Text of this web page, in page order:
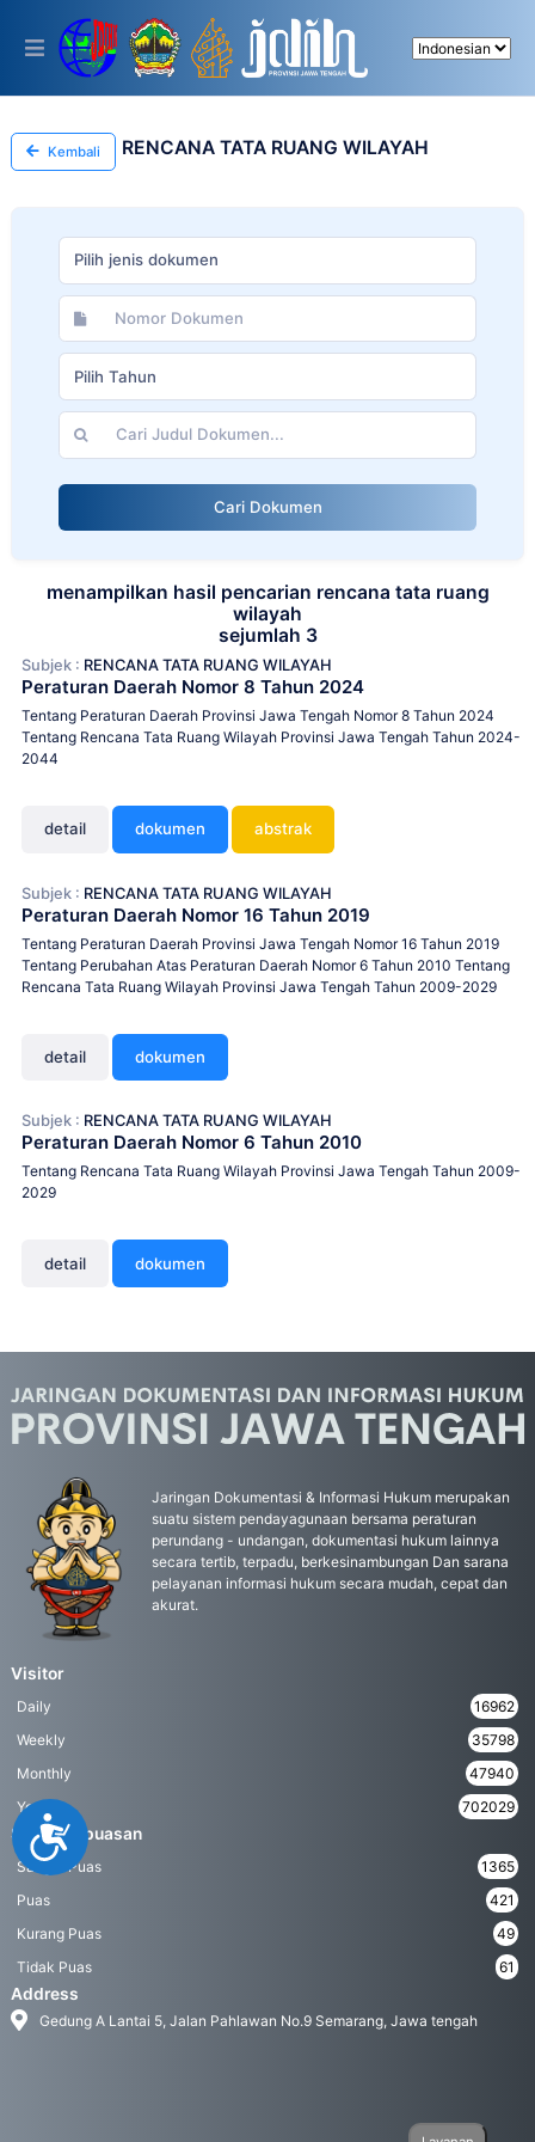
This
includes
accessibility
system.
Accessibility
Kembali RENCANA TATA RUANG WILAYAH
Pilih jenis dokumen
Pilih Tahun
Cari Dokumen
menampilkan hasil pencarian rencana tata ruang
wilayah
sejumlah 3
Subjek : RENCANA TATA RUANG WILAYAH
Peraturan Daerah Nomor 8 Tahun 2024
Tentang Peraturan Daerah Provinsi Jawa Tengah Nomor 8 Tahun 2024
Tentang Rencana Tata Ruang Wilayah Provinsi Jawa Tengah Tahun 2024-
2044
detail dokumen abstrak
Subjek : RENCANA TATA RUANG WILAYAH
Peraturan Daerah Nomor 16 Tahun 2019
Tentang Peraturan Daerah Provinsi Jawa Tengah Nomor 16 Tahun 2019
Tentang Perubahan Atas Peraturan Daerah Nomor 6 Tahun 2010 Tentang
Rencana Tata Ruang Wilayah Provinsi Jawa Tengah Tahun 2009-2029
detail dokumen
Subjek : RENCANA TATA RUANG WILAYAH
Peraturan Daerah Nomor 6 Tahun 2010
Tentang Rencana Tata Ruang Wilayah Provinsi Jawa Tengah Tahun 2009-
2029
detail dokumen
Jaringan Dokumentasi & Informasi Hukum merupakan
suatu sistem pendayagunaan bersama peraturan
perundang - undangan, dokumentasi hukum lainnya
secara tertib, terpadu, berkesinambungan Dan sarana
pelayanan informasi hukum secara mudah, cepat dan
akurat.
Visitor
Daily
16962
Weekly
35798
Monthly
47940
Yearly
702029
Survei Kepuasan
Sangat Puas
1365
Puas
421
Kurang Puas
49
Tidak Puas
61
Address
Gedung A Lantai 5, Jalan Pahlawan No.9 Semarang, Jawa tengah